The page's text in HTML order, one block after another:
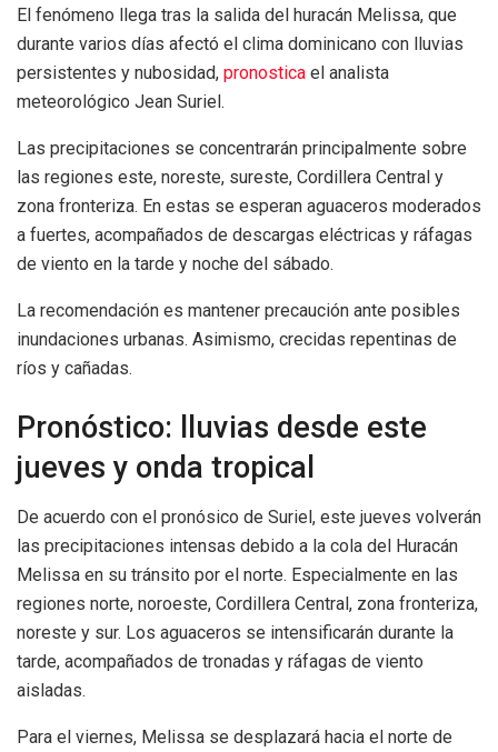
El fenómeno llega tras la salida del huracán Melissa, que
durante varios días afectó el clima dominicano con lluvias
persistentes y nubosidad, pronostica el analista
meteorológico Jean Suriel.
Las precipitaciones se concentrarán principalmente sobre
las regiones este, noreste, sureste, Cordillera Central y
zona fronteriza. En estas se esperan aguaceros moderados
a fuertes, acompañados de descargas eléctricas y ráfagas
de viento en la tarde y noche del sábado.
La recomendación es mantener precaución ante posibles
inundaciones urbanas. Asimismo, crecidas repentinas de
ríos y cañadas.
Pronóstico: lluvias desde este
jueves y onda tropical
De acuerdo con el pronósico de Suriel, este jueves volverán
las precipitaciones intensas debido a la cola del Huracán
Melissa en su tránsito por el norte. Especialmente en las
regiones norte, noroeste, Cordillera Central, zona fronteriza,
noreste y sur. Los aguaceros se intensificarán durante la
tarde, acompañados de tronadas y ráfagas de viento
aisladas.
Para el viernes, Melissa se desplazará hacia el norte de